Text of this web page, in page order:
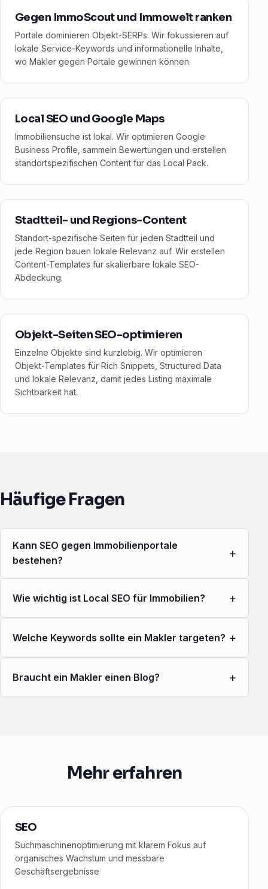
Gegen ImmoScout und Immowelt ranken
Portale dominieren Objekt-SERPs. Wir fokussieren auf
lokale Service-Keywords und informationelle Inhalte,
wo Makler gegen Portale gewinnen können.
Local SEO und Google Maps
Immobiliensuche ist lokal. Wir optimieren Google
Business Profile, sammeln Bewertungen und erstellen
standortspezifischen Content für das Local Pack.
Stadtteil- und Regions-Content
Standort-spezifische Seiten für jeden Stadtteil und
jede Region bauen lokale Relevanz auf. Wir erstellen
Content-Templates für skalierbare lokale SEO-
Abdeckung.
Objekt-Seiten SEO-optimieren
Einzelne Objekte sind kurzlebig. Wir optimieren
Objekt-Templates für Rich Snippets, Structured Data
und lokale Relevanz, damit jedes Listing maximale
Sichtbarkeit hat.
Häufige Fragen
Kann SEO gegen Immobilienportale
bestehen?
+
Wie wichtig ist Local SEO für Immobilien? +
Welche Keywords sollte ein Makler targeten? +
Braucht ein Makler einen Blog? +
Mehr erfahren
SEO
Suchmaschinenoptimierung mit klarem Fokus auf
organisches Wachstum und messbare
Geschäftsergebnisse